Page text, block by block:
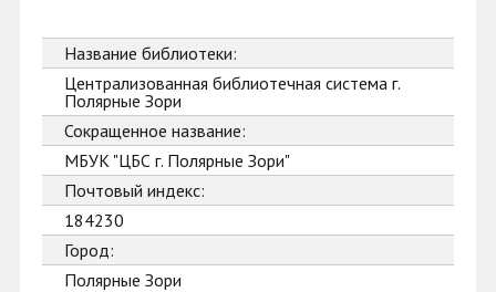
Название библиотеки:
Централизованная библиотечная система г.
Полярные Зори
Сокращенное название:
МБУК "ЦБС г. Полярные Зори"
Почтовый индекс:
184230
Город:
Полярные Зори